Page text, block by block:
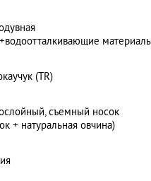
Артикул: 1510NE
NE
760грн.
(TR)
съемный носок
+ натуральная овчина)